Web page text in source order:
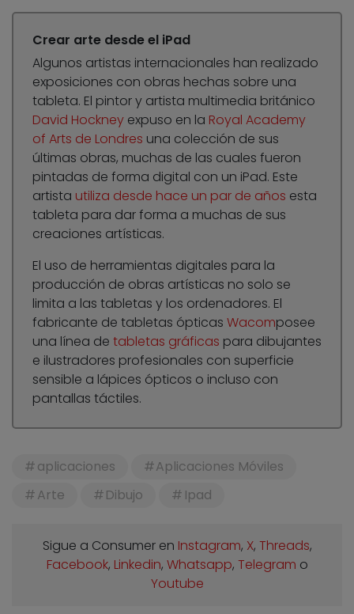
Crear arte desde el iPad
Algunos artistas internacionales han realizado
exposiciones con obras hechas sobre una
tableta. El pintor y artista multimedia británico
David Hockney expuso en la Royal Academy
of Arts de Londres una colección de sus
últimas obras, muchas de las cuales fueron
pintadas de forma digital con un iPad. Este
artista utiliza desde hace un par de años esta
tableta para dar forma a muchas de sus
creaciones artísticas.
El uso de herramientas digitales para la
producción de obras artísticas no solo se
limita a las tabletas y los ordenadores. El
fabricante de tabletas ópticas Wacomposee
una línea de tabletas gráficas para dibujantes
e ilustradores profesionales con superficie
sensible a lápices ópticos o incluso con
pantallas táctiles.
aplicaciones
Aplicaciones Móviles
Arte
Dibujo Ipad
Sigue a Consumer en Instagram, X, Threads,
Facebook, Linkedin, Whatsapp, Telegram o
Youtube